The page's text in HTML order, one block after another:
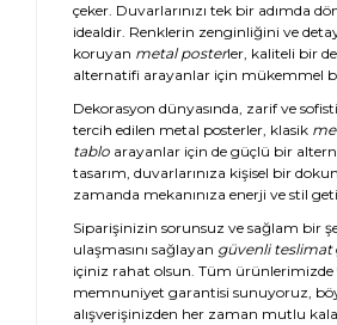
çeker. Duvarlarınızı tek bir adımda
idealdir. Renklerin zenginliğini ve
koruyan metal posterler, kaliteli bir
alternatifi arayanlar için mükemmel
Dekorasyon dünyasında, zarif ve
tercih edilen metal posterler, klasik
tablo arayanlar için de güçlü bir
tasarım, duvarlarınıza kişisel bir
zamanda mekanınıza enerji ve stil
Siparişinizin sorunsuz ve sağlam bir
ulaşmasını sağlayan güvenli teslimat
içiniz rahat olsun. Tüm ürünlerimizde
memnuniyet garantisi sunuyoruz,
alışverişinizden her zaman mutlu